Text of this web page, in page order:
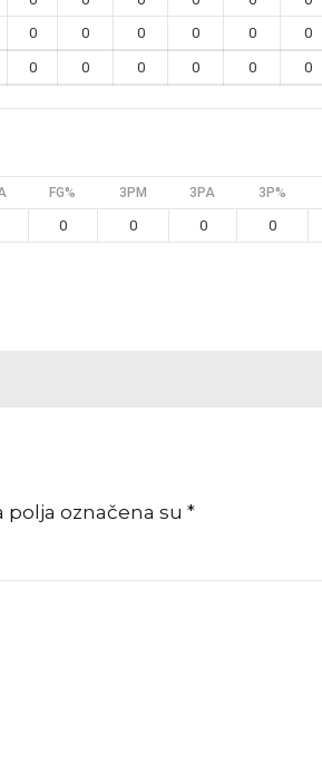
0 0 0 0 0 0
0 0 0 0 0 0
FG% 3PM 3PA 3P%
0 0 0 0
polja označena su *